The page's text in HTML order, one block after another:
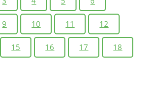
9 10 11 12
15 16 17 18